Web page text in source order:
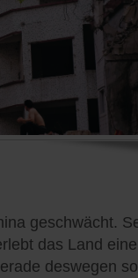
geschwächt.
das Land eine
deswegen so